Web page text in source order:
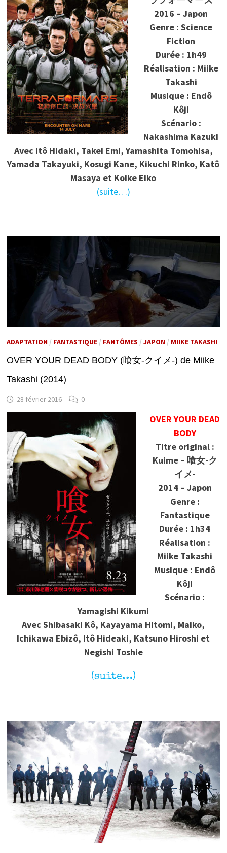
2016 – Japon
Genre : Science
Fiction
Durée : 1h49
Réalisation : Miike
Takashi
Musique : Endô
Kôji
Scénario :
Nakashima Kazuki
Avec Itô Hidaki, Takei Emi, Yamashita Tomohisa,
Yamada Takayuki, Kosugi Kane, Kikuchi Rinko, Katô
Masaya et Koike Eiko
(suite…)
ADAPTATION/ FANTASTIQUE/ FANTÔMES / JAPON/ MIIKE TAKASHI
OVER YOUR DEAD BODY (喰女-クイメ-) de Miike
Takashi (2014)
28 février 2016 0
OVER YOUR DEAD
BODY
Titre original :
Kuime – 喰女-ク
イメ-
2014 – Japon
Genre :
Fantastique
Durée : 1h34
Réalisation :
Miike Takashi
Musique : Endô
Kôji
Scénario :
Yamagishi Kikumi
Avec Shibasaki Kô, Kayayama Hitomi, Maiko,
Ichikawa Ebizô, Itô Hideaki, Katsuno Hiroshi et
Negishi Toshie
(suite…)